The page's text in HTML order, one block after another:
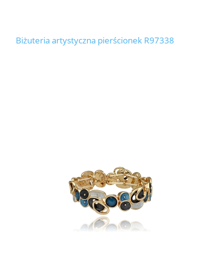
Biżuteria artystyczna pierścionek R97338